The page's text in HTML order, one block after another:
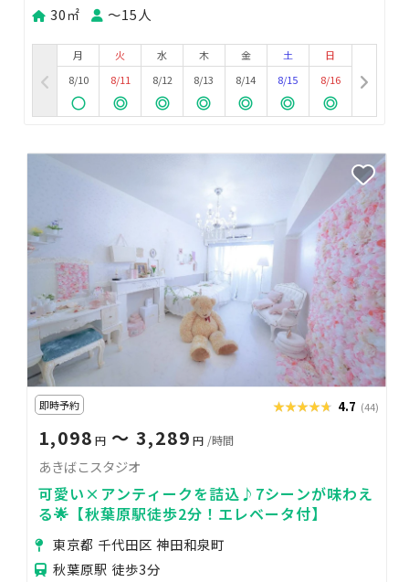
30㎡ 〜15人
月
8/10
火
8/11
水
8/12
木
8/13
金
8/14
土
8/15
日
8/16
即時予約 ★★★★★
★★★★★ 4.7 (44)
1,098 円〜 3,289 円 /時間
あきばこスタジオ
可愛い×アンティークを詰込♪7シーンが味わえ
る🌟【秋葉原駅徒歩2分！エレベータ付】
東京都 千代田区 神田和泉町
秋葉原駅 徒歩3分